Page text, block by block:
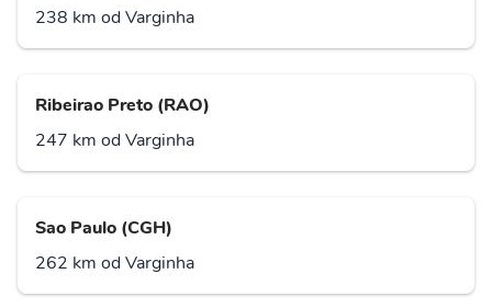
238 km od Varginha
Ribeirao Preto (RAO)
247 km od Varginha
Sao Paulo (CGH)
262 km od Varginha